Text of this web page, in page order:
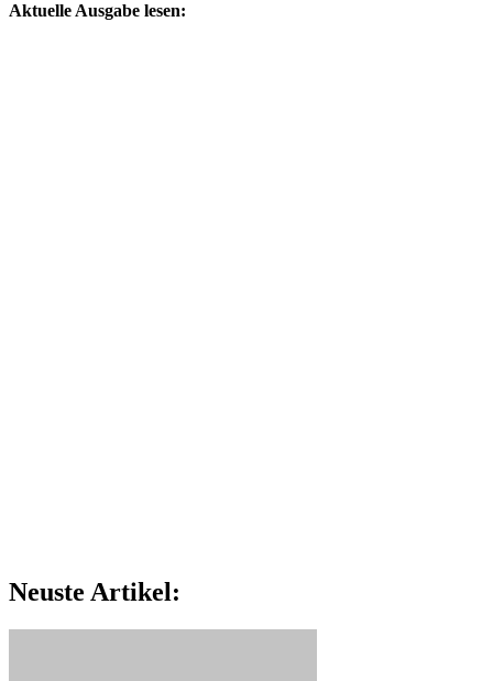
Aktuelle Ausgabe lesen:
Neuste Artikel: